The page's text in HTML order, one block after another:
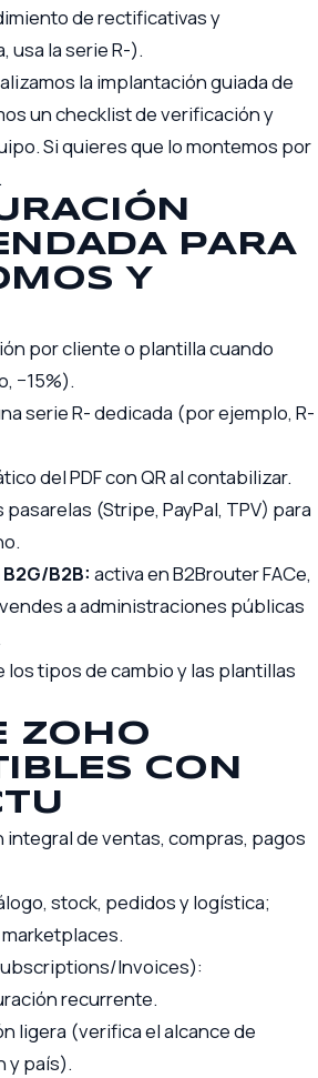
de rectificativas y
usa la serie R-).
la implantación guiada de
un checklist de verificación y
Si quieres que lo montemos por
.
PARA
Y
por cliente o plantilla cuando
−15%).
serie R- dedicada (por ejemplo, R-
del PDF con QR al contabilizar.
(Stripe, PayPal, TPV) para
B2B: activa en B2Brouter FACe,
a administraciones públicas
los tipos de cambio y las plantillas
ZOHO
CON
integral de ventas, compras, pagos
stock, pedidos y logística;
Invoices):
recurrente.
ligera (verifica el alcance de
y país).